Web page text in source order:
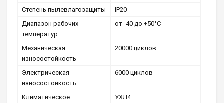
Степень пылевлагозащиты
ІР20
Диапазон рабочих
температур:
от -40 до +50°С
Механическая
износостойкость
20000 циклов
Электрическая
износостойкость
6000 циклов
Климатическое
УХЛ4